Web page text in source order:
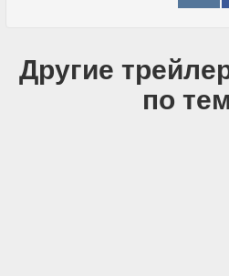
Другие
по